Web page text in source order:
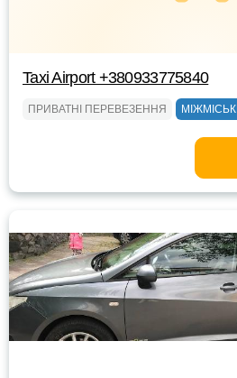
Taxi Airport +380933775840
ПРИВАТНІ ПЕРЕВЕЗЕННЯ МІЖМІСЬКІ